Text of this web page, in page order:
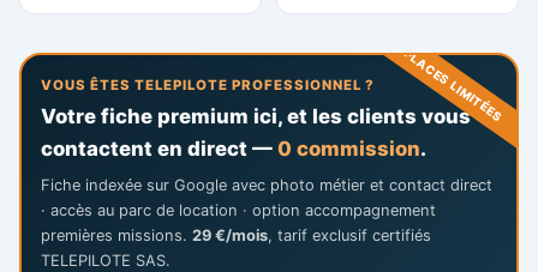
PLACES LIMITÉES
VOUS ÊTES TELEPILOTE PROFESSIONNEL ?
Votre fiche premium ici, et les clients vous
contactent en direct — 0 commission.
Fiche indexée sur Google avec photo métier et contact direct
· accès au parc de location · option accompagnement
premières missions. 29 €/mois, tarif exclusif certifiés
TELEPILOTE SAS.